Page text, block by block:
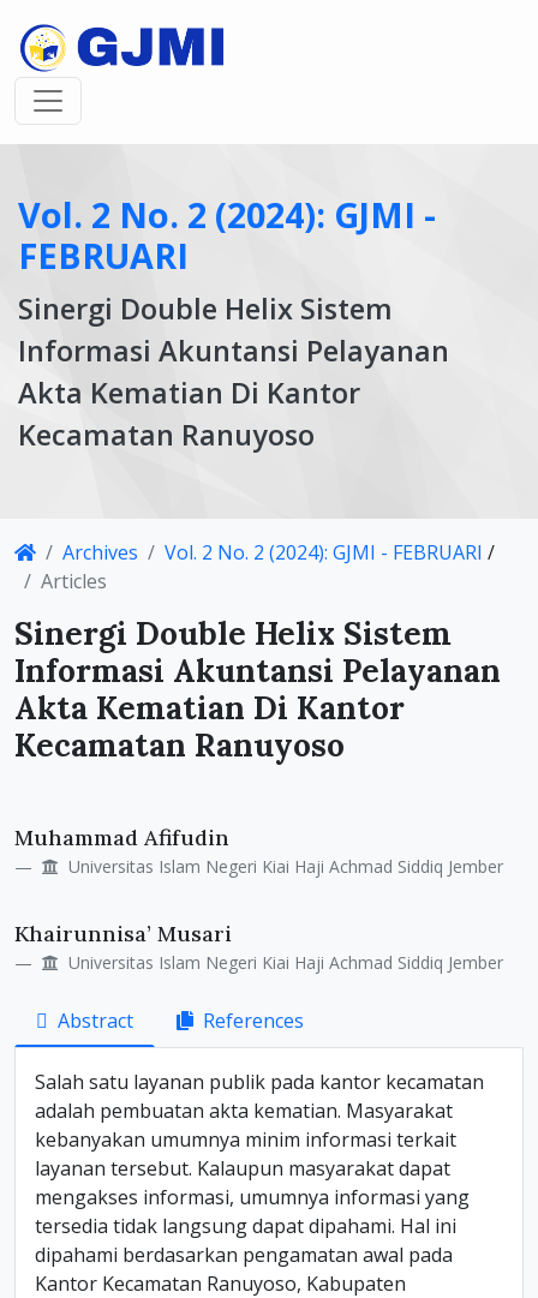
Vol. 2 No. 2 (2024): GJMI -
FEBRUARI
Sinergi Double Helix Sistem
Informasi Akuntansi Pelayanan
Akta Kematian Di Kantor
Kecamatan Ranuyoso
DetailsArchives Vol. 2 No. 2 (2024): GJMI - FEBRUARI /
Articles
Sinergi Double Helix Sistem
Informasi Akuntansi Pelayanan
Akta Kematian Di Kantor
Kecamatan Ranuyoso
Article
Content
Muhammad Afifudin
Universitas Islam Negeri Kiai Haji Achmad Siddiq Jember
Khairunnisa’ Musari
Universitas Islam Negeri Kiai Haji Achmad Siddiq Jember
Abstract References
Salah satu layanan publik pada kantor kecamatan
adalah pembuatan akta kematian. Masyarakat
kebanyakan umumnya minim informasi terkait
layanan tersebut. Kalaupun masyarakat dapat
mengakses informasi, umumnya informasi yang
tersedia tidak langsung dapat dipahami. Hal ini
dipahami berdasarkan pengamatan awal pada
Kantor Kecamatan Ranuyoso, Kabupaten